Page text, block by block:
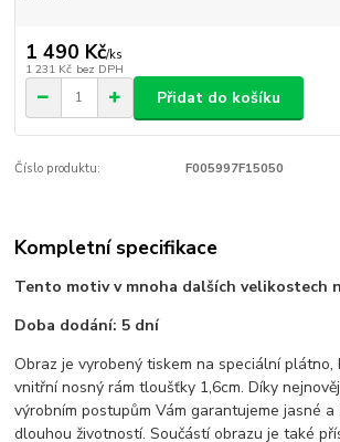
1 490 Kč/ks
1 231 Kč bez DPH
Přidat do košíku
Číslo produktu: F005997F15050
Kompletní specifikace
Tento motiv v mnoha dalších velikostech
Doba dodání: 5 dní
Obraz je vyrobený tiskem na speciální
vnitřní nosný rám tloušťky 1,6cm. Díky
výrobním postupům Vám garantujeme jasné
dlouhou životností. Součástí obrazu je také